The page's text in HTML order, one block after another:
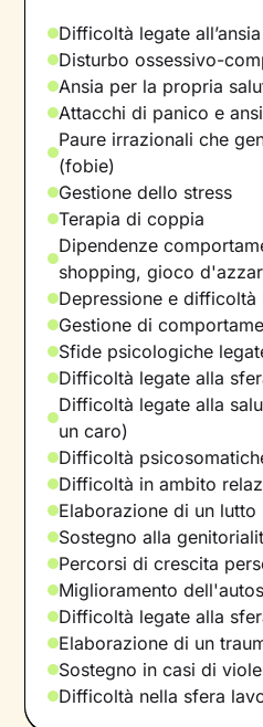
Difficoltà legate all’ansia
Disturbo ossessivo-
Ansia per la propria
Attacchi di panico e
Paure irrazionali che
(fobie)
Gestione dello stress
Terapia di coppia
Dipendenze
shopping, gioco
Depressione e difficoltà
Gestione di
Sfide psicologiche
Difficoltà legate alla
Difficoltà legate alla
un caro)
Difficoltà
Difficoltà in ambito
Elaborazione di un lutto
Sostegno alla
Percorsi di crescita
Miglioramento
Difficoltà legate alla
Elaborazione di un
Sostegno in casi di
Difficoltà nella sfera